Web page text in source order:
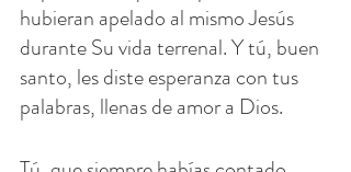
hubieran apelado al mismo Jesús
durante Su vida terrenal. Y tú, buen
santo, les diste esperanza con tus
palabras, llenas de amor a Dios.